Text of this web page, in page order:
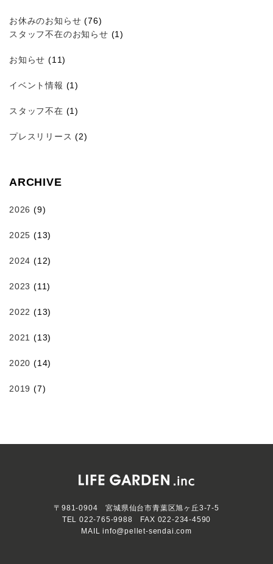
お休みのお知らせ (76)
スタッフ不在のお知らせ (1)
お知らせ (11)
イベント情報 (1)
スタッフ不在 (1)
プレスリリース (2)
ARCHIVE
2026 (9)
2025 (13)
2024 (12)
2023 (11)
2022 (13)
2021 (13)
2020 (14)
2019 (7)
〒981-0904 宮城県仙台市青葉区旭ヶ丘3-7-5
TEL 022-765-9988
FAX 022-234-4590
MAILinfo@pellet-sendai.com